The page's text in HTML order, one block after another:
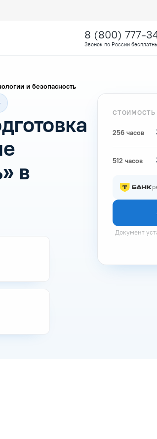
8 (800) 777-
Звонок по России
и безопасность
в
СТОИМОСТЬ
256 часов
512 часов
Документ